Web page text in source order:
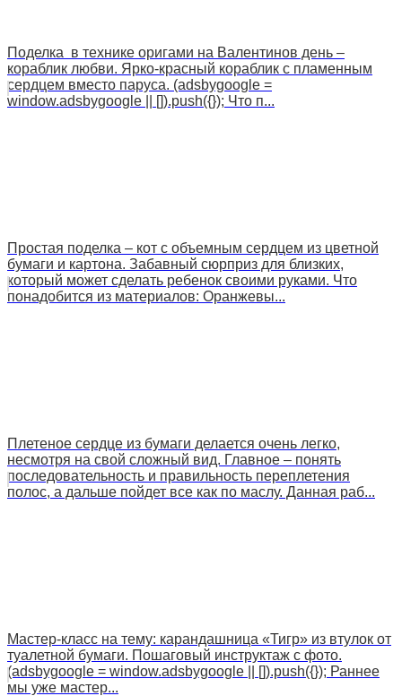
Поделка в технике оригами на Валентинов день –
кораблик любви. Ярко-красный кораблик с пламенным
сердцем вместо паруса. (adsbygoogle =
window.adsbygoogle || []).push({}); Что п...
Простая поделка – кот с объемным сердцем из цветной
бумаги и картона. Забавный сюрприз для близких,
который может сделать ребенок своими руками. Что
понадобится из материалов: Оранжевы...
Плетеное сердце из бумаги делается очень легко,
несмотря на свой сложный вид. Главное – понять
последовательность и правильность переплетения
полос, а дальше пойдет все как по маслу. Данная раб...
Мастер-класс на тему: карандашница «Тигр» из втулок от
туалетной бумаги. Пошаговый инструктаж с фото.
(adsbygoogle = window.adsbygoogle || []).push({}); Раннее
мы уже мастер...